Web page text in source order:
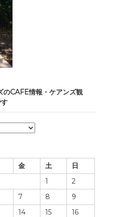
のCAFE情報・ケアンズ観
金 土
日
1
2
7 8
9
14 15 16